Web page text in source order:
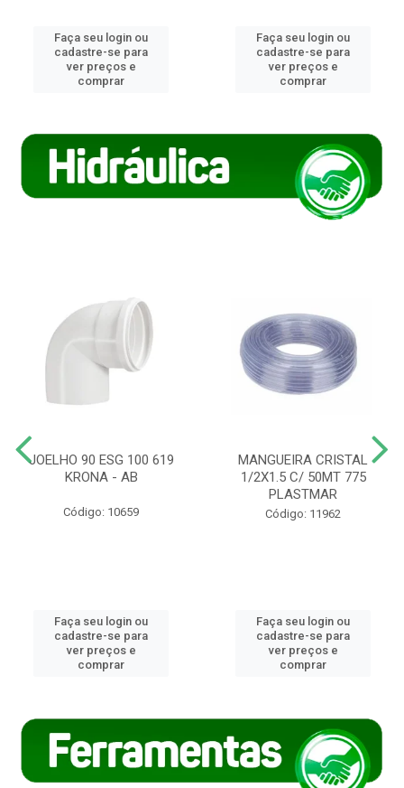
Faça seu login ou
cadastre-se para
ver preços e
comprar
Faça seu login ou
cadastre-se para
ver preços e
comprar
JOELHO 90 ESG 100 619
KRONA - AB
Código: 10659
Faça seu login ou
cadastre-se para
ver preços e
comprar
MANGUEIRA CRISTAL
1/2X1.5 C/ 50MT 775
PLASTMAR
Código: 11962
Faça seu login ou
cadastre-se para
ver preços e
comprar